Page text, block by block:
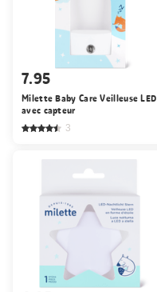
7.95
Milette Baby Care Veilleuse LED
avec capteur
3